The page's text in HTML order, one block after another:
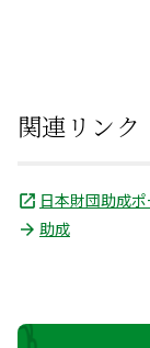
関連リンク
日本財団助成
助成